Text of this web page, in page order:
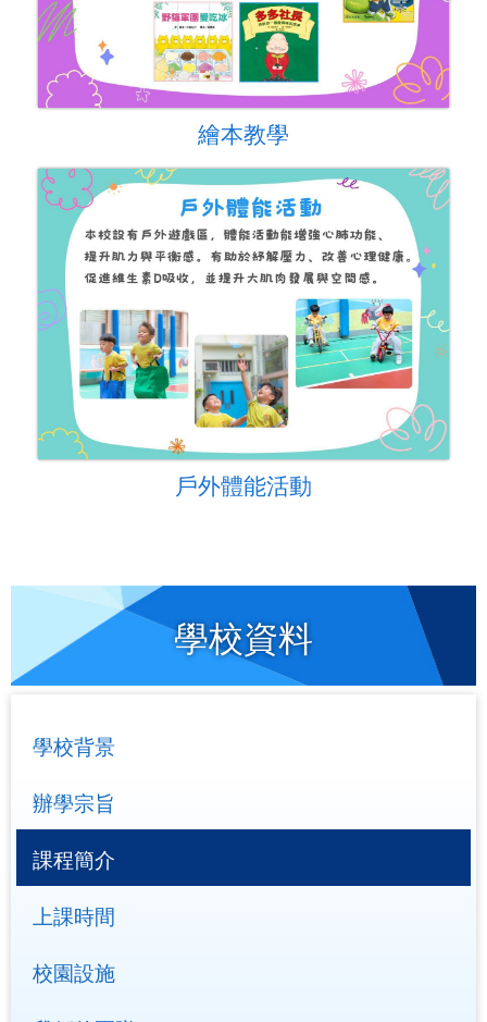
繪本教學
戶外體能活動
學校資料
學校背景
辦學宗旨
課程簡介
上課時間
校園設施